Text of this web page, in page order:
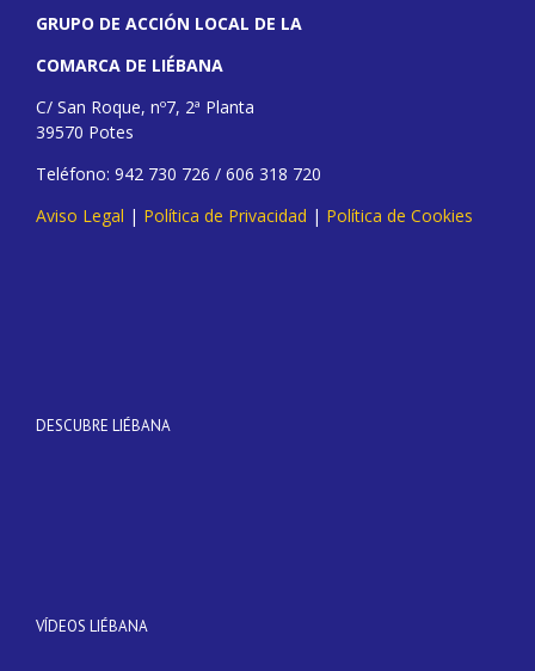
GRUPO DE ACCIÓN LOCAL DE LA
COMARCA DE LIÉBANA
C/ San Roque, nº7, 2ª Planta
39570 Potes
Teléfono: 942 730 726 / 606 318 720
Aviso Legal | Política de Privacidad | Política de Cookies
DESCUBRE LIÉBANA
VÍDEOS LIÉBANA